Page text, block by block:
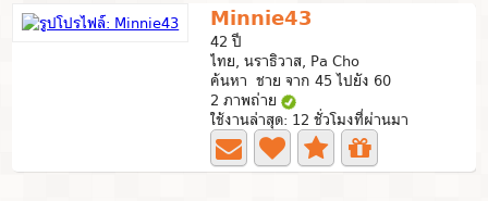
Minnie43
42 ปี
ไทย, นราธิวาส, Pa Cho
ค้นหา ชาย จาก 45 ไปยัง 60
2 ภาพถ่าย
ใช้งานล่าสุด: 12 ชั่วโมงที่ผ่านมา